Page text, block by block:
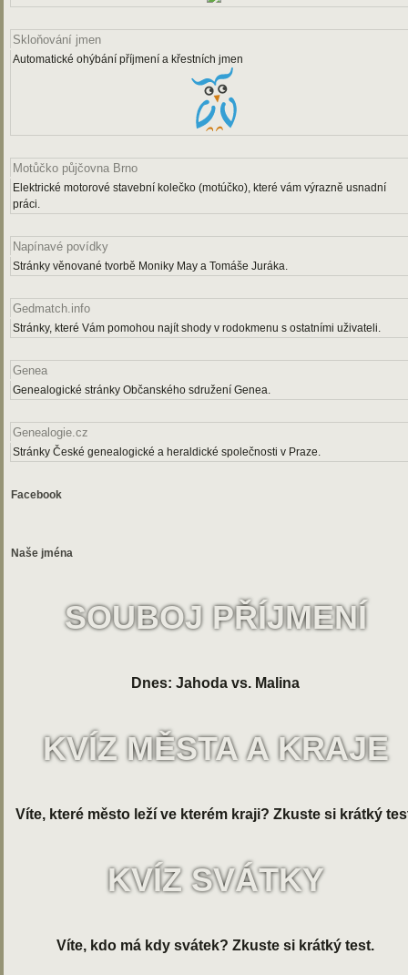
Skloňování jmen
Automatické ohýbání příjmení a křestních jmen
Motůčko půjčovna Brno
Elektrické motorové stavební kolečko (motúčko), které vám výrazně usnadní
práci.
Napínavé povídky
Stránky věnované tvorbě Moniky May a Tomáše Juráka.
Gedmatch.info
Stránky, které Vám pomohou najít shody v rodokmenu s ostatními uživateli.
Genea
Genealogické stránky Občanského sdružení Genea.
Genealogie.cz
Stránky České genealogické a heraldické společnosti v Praze.
Facebook
Naše jména
SOUBOJ PŘÍJMENÍ
Dnes: Jahoda vs. Malina
KVÍZ MĚSTA A KRAJE
Víte, které město leží ve kterém kraji? Zkuste si krátký
KVÍZ SVÁTKY
Víte, kdo má kdy svátek? Zkuste si krátký test.